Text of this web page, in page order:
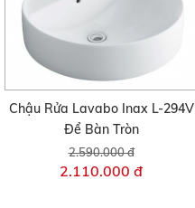
Chậu Rửa Lavabo Inax L-294V
Để Bàn Tròn
2.590.000 đ
2.110.000 đ